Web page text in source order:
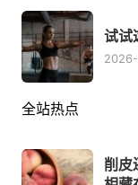
试试
全站热点
削皮